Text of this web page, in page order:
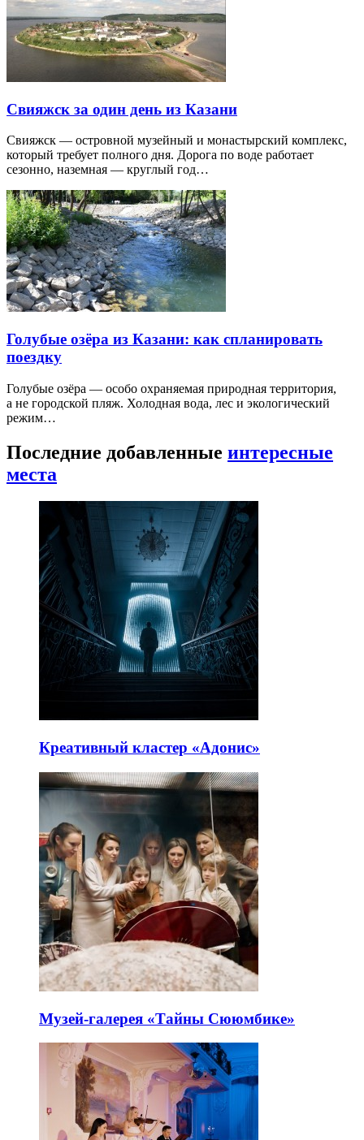
Свияжск за один день из Казани
Свияжск — островной музейный и монастырский комплекс,
который требует полного дня. Дорога по воде работает
сезонно, наземная — круглый год…
Голубые озёра из Казани: как спланировать
поездку
Голубые озёра — особо охраняемая природная территория,
а не городской пляж. Холодная вода, лес и экологический
режим…
Последние добавленные интересные
места
Креативный кластер «Адонис»
Музей-галерея «Тайны Сююмбике»